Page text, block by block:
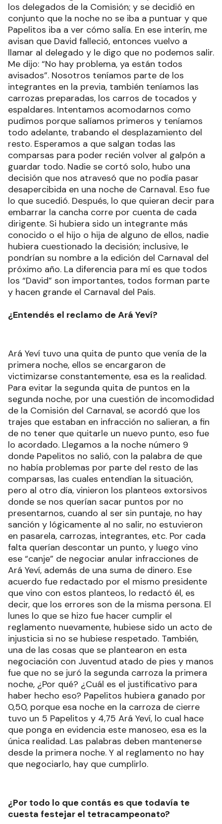
los delegados de la Comisión; y se decidió en
conjunto que la noche no se iba a puntuar y que
Papelitos iba a ver cómo salía. En ese interín, me
avisan que David falleció, entonces vuelvo a
llamar al delegado y le digo que no podemos salir.
Me dijo: “No hay problema, ya están todos
avisados”. Nosotros teníamos parte de los
integrantes en la previa, también teníamos las
carrozas preparadas, los carros de tocados y
espaldares. Intentamos acomodarnos como
pudimos porque salíamos primeros y teníamos
todo adelante, trabando el desplazamiento del
resto. Esperamos a que salgan todas las
comparsas para poder recién volver al galpón a
guardar todo. Nadie se cortó solo, hubo una
decisión que nos atravesó que no podía pasar
desapercibida en una noche de Carnaval. Eso fue
lo que sucedió. Después, lo que quieran decir para
embarrar la cancha corre por cuenta de cada
dirigente. Si hubiera sido un integrante más
conocido o el hijo o hija de alguno de ellos, nadie
hubiera cuestionado la decisión; inclusive, le
pondrían su nombre a la edición del Carnaval del
próximo año. La diferencia para mí es que todos
los “David” son importantes, todos forman parte
y hacen grande el Carnaval del País.
¿Entendés el reclamo de Ará Yeví?
Ará Yeví tuvo una quita de punto que venía de la
primera noche, ellos se encargaron de
victimizarse constantemente, esa es la realidad.
Para evitar la segunda quita de puntos en la
segunda noche, por una cuestión de incomodidad
de la Comisión del Carnaval, se acordó que los
trajes que estaban en infracción no salieran, a fin
de no tener que quitarle un nuevo punto, eso fue
lo acordado. Llegamos a la noche número 9
donde Papelitos no salió, con la palabra de que
no había problemas por parte del resto de las
comparsas, las cuales entendían la situación,
pero al otro día, vinieron los planteos extorsivos
donde se nos querían sacar puntos por no
presentarnos, cuando al ser sin puntaje, no hay
sanción y lógicamente al no salir, no estuvieron
en pasarela, carrozas, integrantes, etc. Por cada
falta querían descontar un punto, y luego vino
ese “canje” de negociar anular infracciones de
Ará Yeví, además de una suma de dinero. Ese
acuerdo fue redactado por el mismo presidente
que vino con estos planteos, lo redactó él, es
decir, que los errores son de la misma persona. El
lunes lo que se hizo fue hacer cumplir el
reglamento nuevamente, hubiese sido un acto de
injusticia si no se hubiese respetado. También,
una de las cosas que se plantearon en esta
negociación con Juventud atado de pies y manos
fue que no se juró la segunda carroza la primera
noche, ¿Por qué? ¿Cuál es el justificativo para
haber hecho eso? Papelitos hubiera ganado por
0,50, porque esa noche en la carroza de cierre
tuvo un 5 Papelitos y 4,75 Ará Yeví, lo cual hace
que ponga en evidencia este manoseo, esa es la
única realidad. Las palabras deben mantenerse
desde la primera noche. Y al reglamento no hay
que negociarlo, hay que cumplirlo.
¿Por todo lo que contás es que todavía te
cuesta festejar el tetracampeonato?